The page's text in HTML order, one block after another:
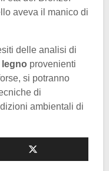
aveva il manico di
delle analisi di
provenienti
si potranno
di
ambientali di